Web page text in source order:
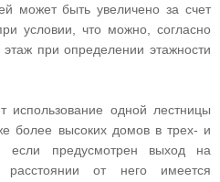
может быть увеличено за счет
условии, что можно, согласно
при определении этажности
использование одной лестницы
более высоких домов в трех- и
если предусмотрен выход на
от него имеется